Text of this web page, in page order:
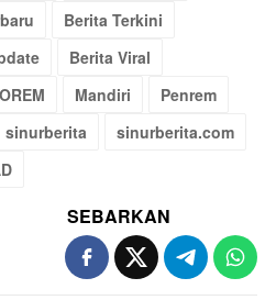
Berita Terkini
Berita Viral
Mandiri
Penrem
sinurberita
sinurberita.com
SEBARKAN